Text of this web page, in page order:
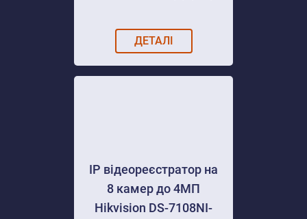
ДЕТАЛІ
IP відеореєстратор на
8 камер до 4МП
Hikvision DS-7108NI-